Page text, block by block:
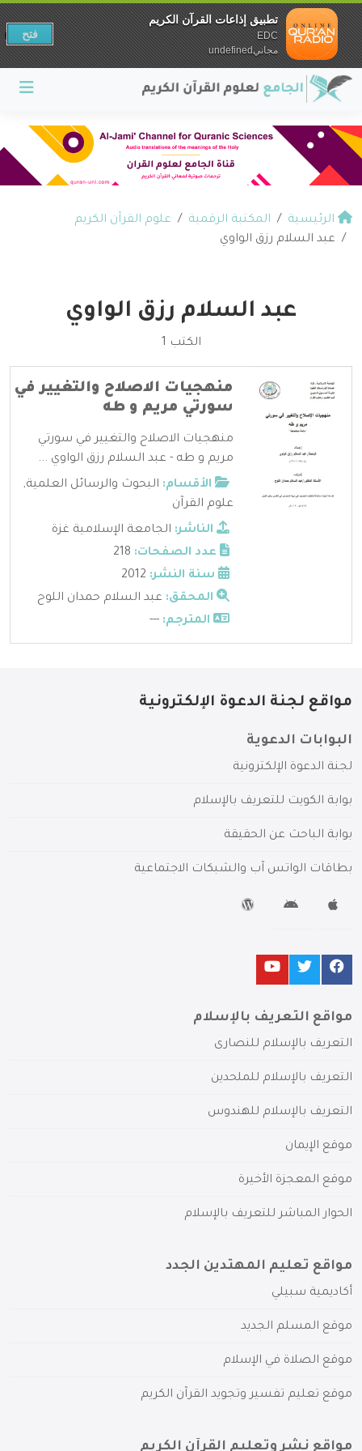
الرئيسية المكتبة الرقمية
علوم القرآن الكريم
عبد السلام رزق الواوي
عبد السلام رزق الواوي
الكتب 1
منهجيات الاصلاح والتغيير في
سورتي مريم و طه
منهجيات الاصلاح والتغيير في سورتي
مريم و طه - عبد السلام رزق الواوي ...
الأقسام: البحوث والرسائل العلمية,
علوم القرآن
الناشر: الجامعة الإسلامية غزة
عدد الصفحات:
سنة النشر:
المحقق: عبد السلام حمدان اللوح
المترجم: ---
مواقع لجنة الدعوة الإلكترونية
البوابات الدعوية
لجنة الدعوة الإلكترونية
بوابة الكويت للتعريف بالإسلام
بوابة الباحث عن الحقيقة
بطاقات الواتس آب والشبكات الاجتماعية
مواقع التعريف بالإسلام
التعريف بالإسلام للنصارى
التعريف بالإسلام للملحدين
التعريف بالإسلام للهندوس
موقع الإيمان
موقع المعجزة الأخيرة
الحوار المباشر للتعريف بالإسلام
مواقع تعليم المهتدين الجدد
أكاديمية سبيلي
موقع المسلم الجديد
موقع الصلاة في الإسلام
موقع تعليم تفسير وتجويد القرآن الكريم
مواقع نشر وتعليم القرآن الكريم
تطبيق إذاعات القرآن الكريم
EDC
مجانيundefined
فتح